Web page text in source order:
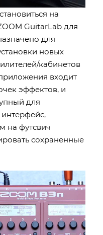
на
GuitarLab для
для
новых
кабинетов
входит
эффектов, и
для
на футсвич
сохраненные